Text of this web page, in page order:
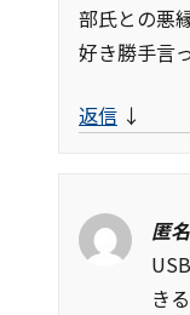
部氏との悪
好き勝手言
返信 ↓
匿名
き